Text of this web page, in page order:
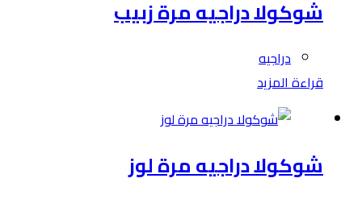
شوكولا دراجيه مرة زبيب
دراجيه
قراءة المزيد
شوكولا دراجيه مرة لوز